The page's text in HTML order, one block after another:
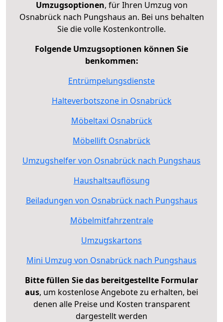
Umzugsoptionen, für Ihren Umzug von
Osnabrück nach Pungshaus an. Bei uns behalten
Sie die volle Kostenkontrolle.
Folgende Umzugsoptionen können Sie
benkommen:
Entrümpelungsdienste
Halteverbotszone in Osnabrück
Möbeltaxi Osnabrück
Möbellift Osnabrück
Umzugshelfer von Osnabrück nach Pungshaus
Haushaltsauflösung
Beiladungen von Osnabrück nach Pungshaus
Möbelmitfahrzentrale
Umzugskartons
Mini Umzug von Osnabrück nach Pungshaus
Bitte füllen Sie das bereitgestellte Formular
aus, um kostenlose Angebote zu erhalten, bei
denen alle Preise und Kosten transparent
dargestellt werden